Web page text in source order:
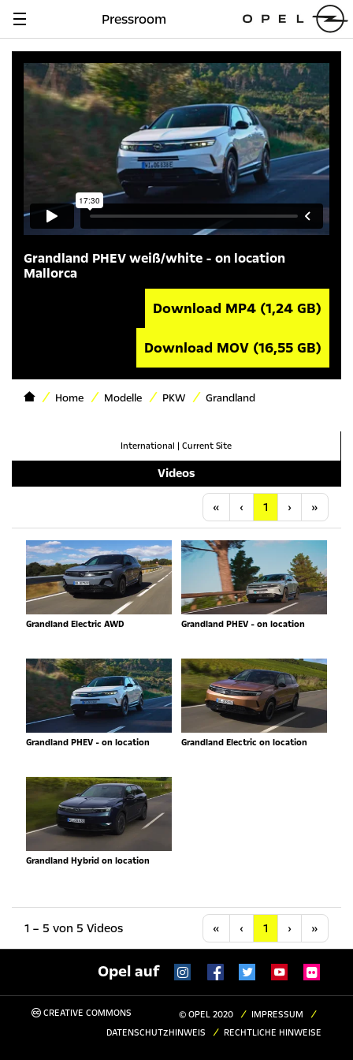
Navigation
Pressroom
Grandland PHEV weiß/white - on location
Mallorca
Download MP4 (1,24 GB)
Download MOV (16,55 GB)
Home Modelle PKW Grandland
International | Current Site
Videos
« Anfang
‹ Vorherige
1 ›Nächste
»
Grandland Electric AWD Grandland PHEV - on location
Grandland PHEV - on location Grandland Electric on location
Grandland Hybrid on location
1 – 5 von 5 Videos « Anfang
‹ Vorherige
1 ›Nächste
»
Opel auf
CREATIVE COMMONS © OPEL 2020
IMPRESSUM
DATENSCHUTZHINWEIS
RECHTLICHE HINWEISE